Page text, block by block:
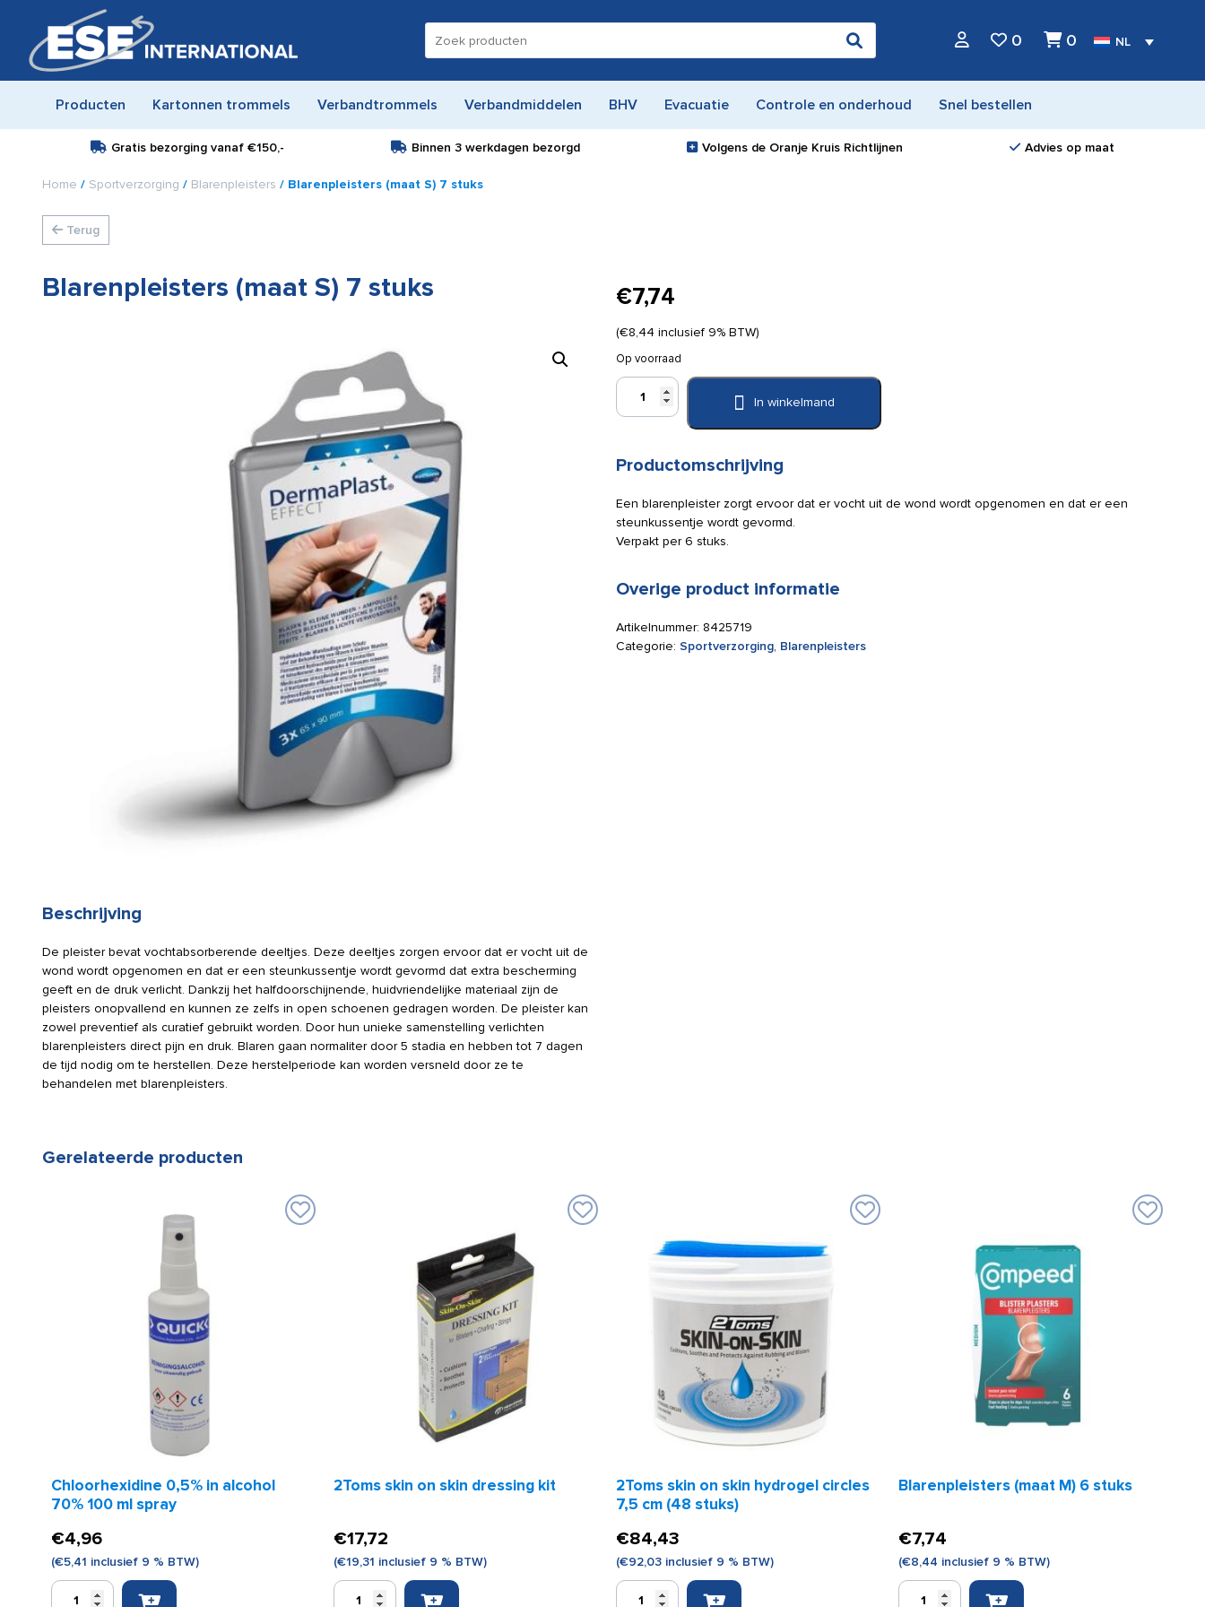
naar:
0 0 NL
Producten Kartonnen trommels Verbandtrommels Verbandmiddelen BHV Evacuatie Controle en onderhoud Snel bestellen
Gratis bezorging vanaf€150,- Binnen 3 werkdagen bezorgd Volgens de Oranje Kruis Richtlijnen Advies op maat
Home / Sportverzorging / Blarenpleisters / Blarenpleisters (maat S) 7 stuks
Terug
Blarenpleisters (maat S) 7 stuks
Beschrijving
De pleister bevat vochtabsorberende deeltjes. Deze deeltjes zorgen ervoor dat er vocht uit de
wond wordt opgenomen en dat er een steunkussentje wordt gevormd dat extra bescherming
geeft en de druk verlicht. Dankzij het halfdoorschijnende, huidvriendelijke materiaal zijn de
pleisters onopvallend en kunnen ze zelfs in open schoenen gedragen worden. De pleister kan
zowel preventief als curatief gebruikt worden. Door hun unieke samenstelling verlichten
blarenpleisters direct pijn en druk. Blaren gaan normaliter door 5 stadia en hebben tot 7 dagen
de tijd nodig om te herstellen. Deze herstelperiode kan worden versneld door ze te
behandelen met blarenpleisters.
€7,74
(€8,44 inclusief 9% BTW)
Op voorraad
Blarenpleisters
(maat
stuks
In winkelmand
Productomschrijving
Een blarenpleister zorgt ervoor dat er vocht uit de wond wordt opgenomen en dat er een
steunkussentje wordt gevormd.
Verpakt per 6 stuks.
Overige product informatie
Artikelnummer: 8425719
Categorie: Sportverzorging, Blarenpleisters
Gerelateerde producten
Chloorhexidine 0,5% in alcohol
70% 100 ml spray
€4,96
(€5,41 inclusief 9 % BTW)
Chloorhexidine
2Toms skin on skin dressing kit
€17,72
(€19,31 inclusief 9 % BTW)
2Toms
2Toms skin on skin hydrogel circles
7,5 cm (48 stuks)
€84,43
(€92,03 inclusief 9 % BTW)
2Toms
Blarenpleisters (maat M) 6 stuks
€7,74
(€8,44 inclusief 9 % BTW)
Blarenpleisters